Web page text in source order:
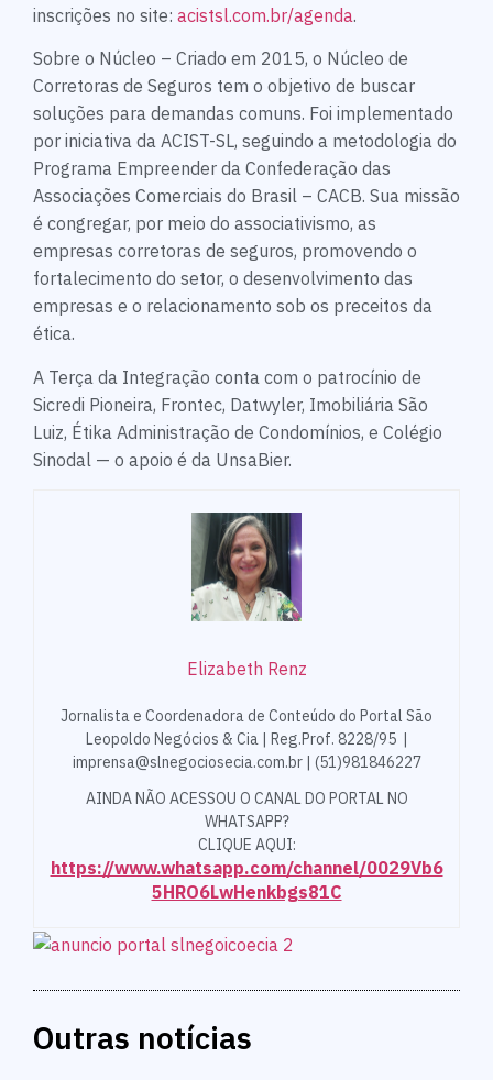
inscrições no site: acistsl.com.br/agenda.
Sobre o Núcleo – Criado em 2015, o Núcleo de
Corretoras de Seguros tem o objetivo de buscar
soluções para demandas comuns. Foi implementado
por iniciativa da ACIST-SL, seguindo a metodologia do
Programa Empreender da Confederação das
Associações Comerciais do Brasil – CACB. Sua missão
é congregar, por meio do associativismo, as
empresas corretoras de seguros, promovendo o
fortalecimento do setor, o desenvolvimento das
empresas e o relacionamento sob os preceitos da
ética.
A Terça da Integração conta com o patrocínio de
Sicredi Pioneira, Frontec, Datwyler, Imobiliária São
Luiz, Étika Administração de Condomínios, e Colégio
Sinodal — o apoio é da UnsaBier.
Elizabeth Renz
Jornalista e Coordenadora de Conteúdo do Portal São
Leopoldo Negócios & Cia | Reg.Prof. 8228/95 |
imprensa@slnegociosecia.com.br | (51)981846227
AINDA NÃO ACESSOU O CANAL DO PORTAL NO
WHATSAPP?
CLIQUE AQUI:
https://www.whatsapp.com/channel/0029Vb6
5HRO6LwHenkbgs81C
Outras notícias